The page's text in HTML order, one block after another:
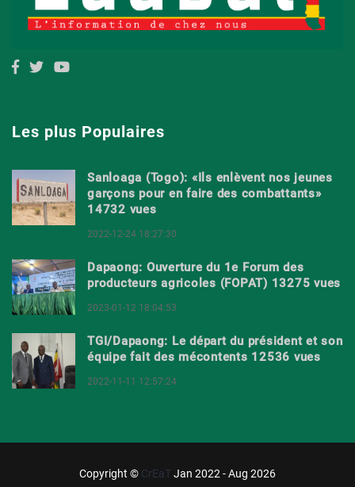
Les plus Populaires
Sanloaga (Togo): «Ils enlèvent nos jeunes
garçons pour en faire des combattants»
14732 vues
2022-12-24 18:27:30
Dapaong: Ouverture du 1e Forum des
producteurs agricoles (FOPAT) 13275 vues
2023-01-12 18:04:53
TGI/Dapaong: Le départ du président et son
équipe fait des mécontents 12536 vues
2022-11-11 12:57:24
Copyright © CrEaTJan 2022 - Aug 2026